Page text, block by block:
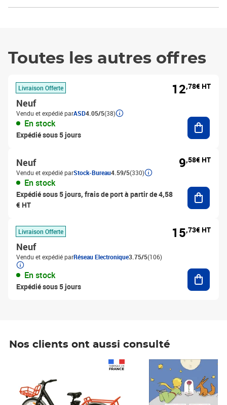
Toutes les autres offres
Livraison Offerte
Neuf
Vendu et expédié parASD4.05/5(38)
En stock
Expédié sous 5 jours
12,78€ HT
Neuf
Vendu et expédié parStock-Bureau4.59/5(330)
En stock
Expédié sous 5 jours, frais de port à partir de 4,58
€ HT
9,58€ HT
Livraison Offerte
Neuf
Vendu et expédié parRéseau Electronique3.75/5(106)
En stock
Expédié sous 5 jours
15,73€ HT
Nos clients ont aussi consulté
Prix 6,25€ HT